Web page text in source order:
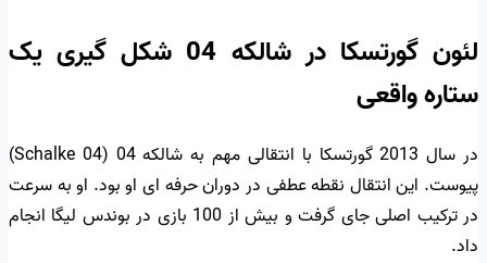
لئون گورتسکا در شالکه 04 شکل گیری یک
ستاره واقعی
در سال 2013 گورتسکا با انتقالی مهم به شالکه 04 (Schalke 04)
پیوست. این انتقال نقطه عطفی در دوران حرفه ای او بود. او به سرعت
در ترکیب اصلی جای گرفت و بیش از 100 بازی در بوندس لیگا انجام
داد.